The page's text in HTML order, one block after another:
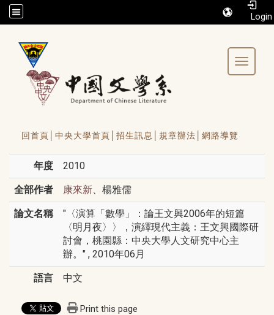
/accesskey"" title="Toolbar">:::
Toggle
回首頁│ 中央大學首頁│ 招生訊息│ 規章辦法│ 網路導覽
年度 2010
全部作者 康來新 、楊雅儒
論文名稱
"〈演算「數學」：論王文興2006年的短篇
〈明月夜〉〉，演繹現代主義：王文興國際研
討會，桃園縣：中央大學人文研究中心主
辦。" , 2010年06月
語言 中文
Print this page